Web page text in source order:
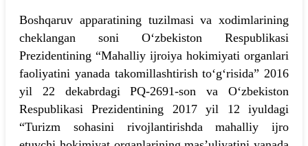
Boshqaruv apparatining tuzilmasi va xodimlarining
cheklangan soni O‘zbekiston Respublikasi
Prezidentining “Mahalliy ijroiya hokimiyati organlari
faoliyatini yanada takomillashtirish to‘g‘risida” 2016
yil 22 dekabrdagi PQ-2691-son va O‘zbekiston
Respublikasi Prezidentining 2017 yil 12 iyuldagi
“Turizm sohasini rivojlantirishda mahalliy ijro